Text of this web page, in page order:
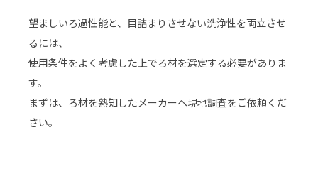
望ましいろ過性能と、目詰まりさせない洗浄性を両立させ
るには、
使用条件をよく考慮した上でろ材を選定する必要がありま
す。
まずは、ろ材を熟知したメーカーへ現地調査をご依頼くだ
さい。